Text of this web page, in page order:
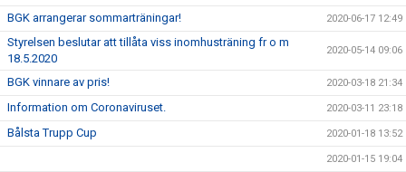
BGK arrangerar sommarträningar! 2020-06-17 12:49
Styrelsen beslutar att tillåta viss inomhusträning fr o m
18.5.2020
2020-05-14 09:06
BGK vinnare av pris! 2020-03-18 21:34
Information om Coronaviruset. 2020-03-11 23:18
Bålsta Trupp Cup 2020-01-18 13:52
2020-01-15 19:04